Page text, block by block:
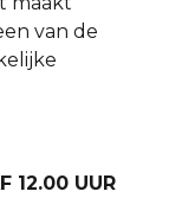
van de
12.00 UUR